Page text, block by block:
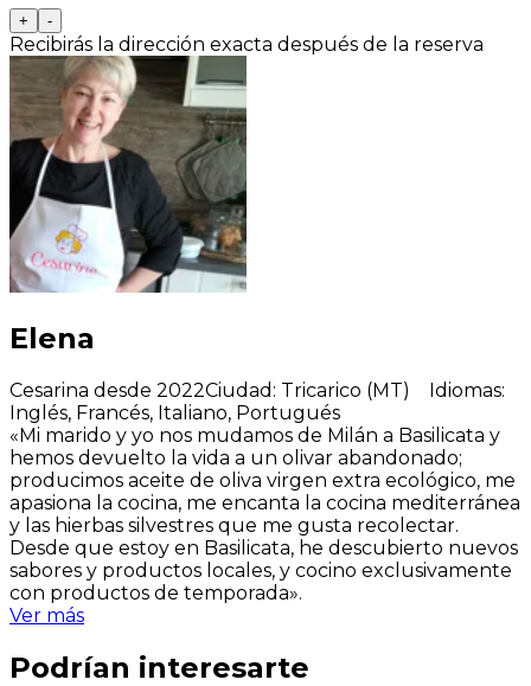
+ -
Recibirás la dirección exacta después de la reserva
Elena
Cesarina desde 2022Ciudad : Tricarico (MT) Idiomas:
Inglés, Francés, Italiano, Portugués
«Mi marido y yo nos mudamos de Milán a Basilicata y
hemos devuelto la vida a un olivar abandonado;
producimos aceite de oliva virgen extra ecológico, me
apasiona la cocina, me encanta la cocina mediterránea
y las hierbas silvestres que me gusta recolectar.
Desde que estoy en Basilicata, he descubierto nuevos
sabores y productos locales, y cocino exclusivamente
con productos de temporada».
Ver más
Podrían interesarte